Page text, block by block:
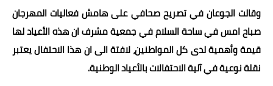
وقالت الجوعان في تصريح صحافي على هامش فعاليات المهرجان
صباح امس في ساحة السلام في جمعية مشرف ان هذه الأعياد لها
قيمة وأهمية لدى كل المواطنين، لافتة الى ان هذا الاحتفال يعتبر
نقلة نوعية في آلية الاحتفالات بالأعياد الوطنية.